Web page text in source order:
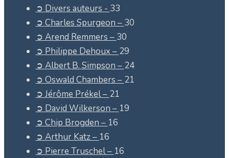
➲ Divers auteurs - 33
➲ Charles Spurgeon – 30
➲ Arend Remmers – 30
➲ Philippe Dehoux – 29
➲ Albert B. Simpson – 24
➲ Oswald Chambers – 21
➲ Jérôme Prékel – 21
➲ David Wilkerson – 19
➲ Chip Brogden – 16
➲ Arthur Katz – 16
➲ Pierre Truschel – 16